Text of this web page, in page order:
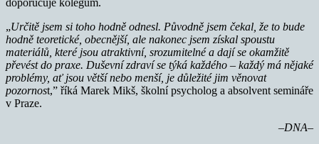
doporučuje kolegům.
„Určitě jsem si toho hodně odnesl. Původně jsem čekal, že to bude
hodně teoretické, obecnější, ale nakonec jsem získal spoustu
materiálů, které jsou atraktivní, srozumitelné a dají se okamžitě
převést do praxe. Duševní zdraví se týká každého – každý má nějaké
problémy, ať jsou větší nebo menší, je důležité jim věnovat
pozornost,” říká Marek Mikš, školní psycholog a absolvent semináře
v Praze.
–DNA–